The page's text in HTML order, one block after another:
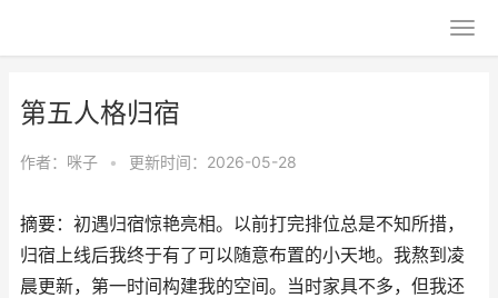
第五人格归宿
作者： 咪子 • 更新时间：2026-05-28
摘要：初遇归宿惊艳亮相。以前打完排位总是不知所措，
归宿上线后我终于有了可以随意布置的小天地。我熬到凌
晨更新，第一时间构建我的空间。当时家具不多，但我还